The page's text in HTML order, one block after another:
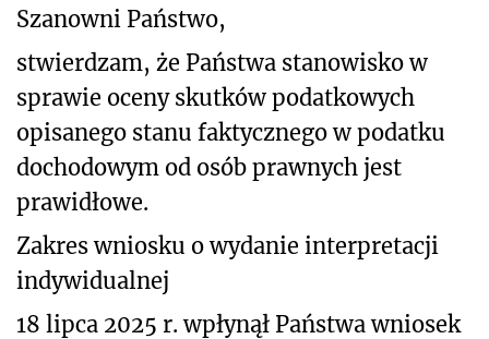
Szanowni Państwo,
stwierdzam, że Państwa stanowisko w
sprawie oceny skutków podatkowych
opisanego stanu faktycznego w podatku
dochodowym od osób prawnych jest
prawidłowe.
Zakres wniosku o wydanie interpretacji
indywidualnej
18 lipca 2025 r. wpłynął Państwa wniosek